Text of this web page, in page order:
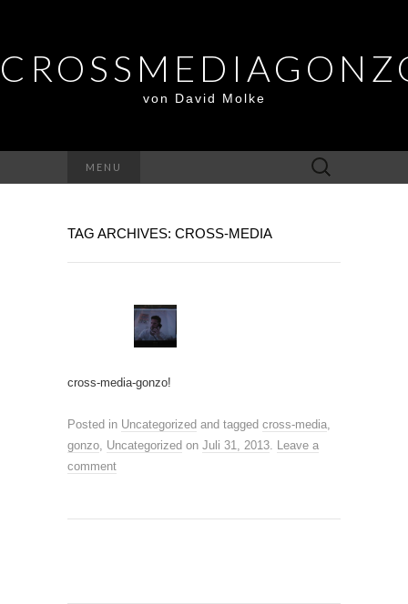
von David Molke
MENU
Suche
nach:
TAG ARCHIVES: CROSS-MEDIA
cross-media-gonzo!
Posted in Uncategorized and tagged cross-media,
gonzo, Uncategorized on Juli 31, 2013. Leave a
comment